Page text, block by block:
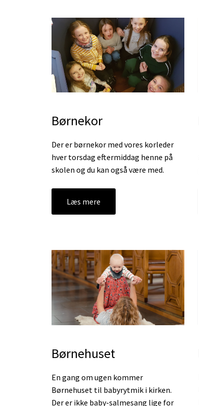
Børnekor
Der er børnekor med vores korleder
hver torsdag eftermiddag henne på
skolen og du kan også være med.
Læs mere
Børnehuset
En gang om ugen kommer
Børnehuset til babyrytmik i kirken.
Der er ikke baby-salmesang lige for